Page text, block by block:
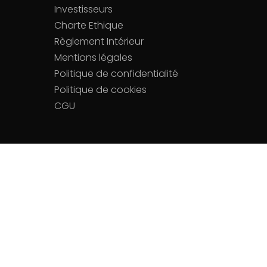
Investisseurs
Charte Ethique
Règlement Intérieur
Mentions légales
Politique de confidentialité
Politique de cookies
CGU